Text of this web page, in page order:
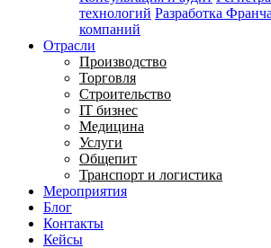
технологий Разработка
компаний
Отрасли
Производство
Торговля
Строительство
IT бизнес
Медицина
Услуги
Общепит
Транспорт и логистика
Мероприятия
Блог
Контакты
Кейсы